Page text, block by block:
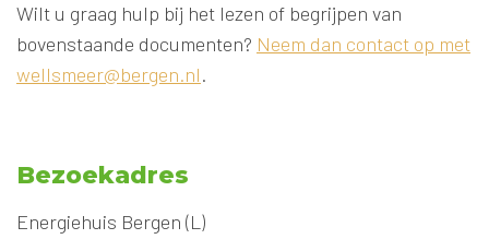
Wilt u graag hulp bij het lezen of begrijpen van
bovenstaande documenten? Neem dan contact op met
wellsmeer@bergen.nl.
Bezoekadres
Energiehuis Bergen (L)